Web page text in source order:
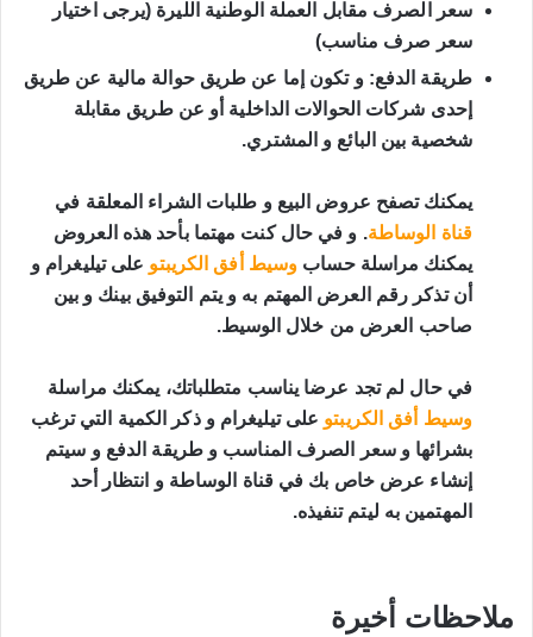
سعر صرف مناسب)
طريقة الدفع:
شخصية بين البائع و المشتري.
يمكنك تصفح عروض البيع و طلبات الشراء المعلقة في
قناة الوساطة
يمكنك مراسلة حساب وسيط أفق الكريبتو
صاحب العرض من خلال الوسيط.
في حال لم تجد عرضا يناسب متطلباتك، يمكنك مراسلة
وسيط أفق الكريبتو
المهتمين به ليتم تنفيذه.
ملاحظات أخيرة